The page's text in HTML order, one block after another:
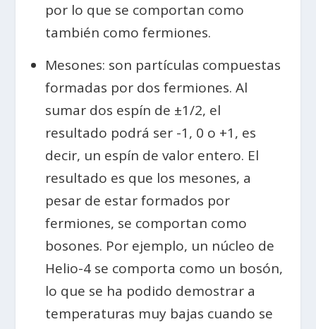
por lo que se comportan como
también como fermiones.
Mesones: son partículas compuestas
formadas por dos fermiones. Al
sumar dos espín de ±1/2, el
resultado podrá ser -1, 0 o +1, es
decir, un espín de valor entero. El
resultado es que los mesones, a
pesar de estar formados por
fermiones, se comportan como
bosones. Por ejemplo, un núcleo de
Helio-4 se comporta como un bosón,
lo que se ha podido demostrar a
temperaturas muy bajas cuando se